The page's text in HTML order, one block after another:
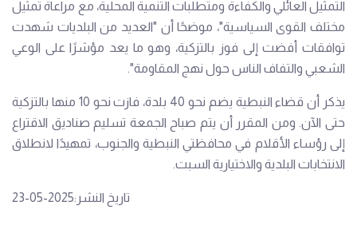
التمثيل العائلي والكفاءة ومتطلبات التنمية المحلية، مع مراعاة تمثيل
مختلف القوى السياسية"، موضحًا أن "العديد من البلديات شهدت
توافقات أفضت إلى فوز بالتزكية، وهو ما يعد مؤشرًا على الوعي
الشعبي والتفاف الناس حول نهج المقاومة".
يذكر أن قضاء النبطية يضم نحو 40 بلدة، فازت نحو 10 منها بالتزكية
حتى الآن. ومن المقرر أن يتم صباح الجمعة تسليم صناديق الاقتراع
إلى رؤساء الأقلام في محافظتي النبطية والجنوب، تمهيدًا لانطلاق
الانتخابات البلدية والاختيارية السبت.
تاريخ النشر:2025-05-23